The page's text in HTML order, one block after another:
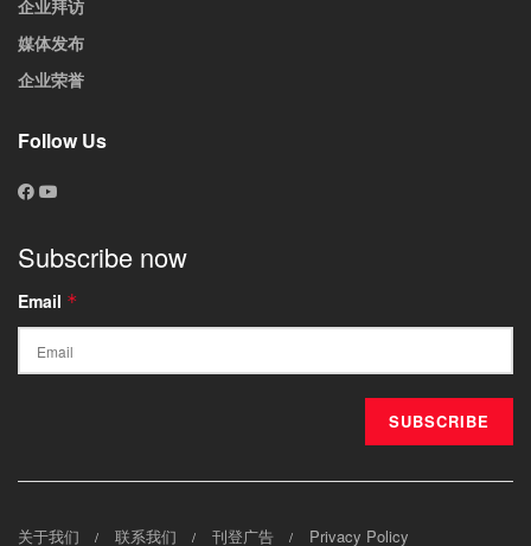
企业拜访
媒体发布
企业荣誉
Follow Us
Subscribe now
Email *
关于我们 联系我们 刊登广告 Privacy Policy